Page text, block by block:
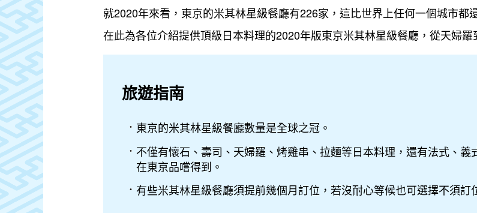
就2020年來看，東京的米其林星級餐廳有226家，這比世界上任何一個城市都
在此為各位介紹提供頂級日本料理的2020年版東京米其林星級餐廳，從天婦羅
旅遊指南
東京的米其林星級餐廳數量是全球之冠。
不僅有懷石、壽司、天婦羅、烤雞串、拉麵等日本料理，還有法式、
在東京品嚐得到。
有些米其林星級餐廳須提前幾個月訂位，若沒耐心等候也可選擇不須訂